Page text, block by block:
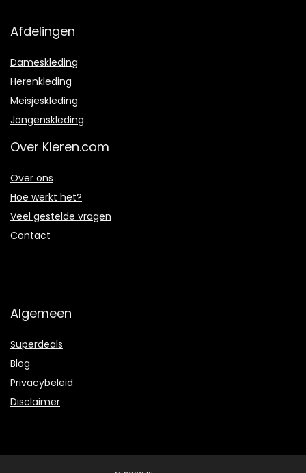
Afdelingen
Dameskleding
Herenkleding
Meisjeskleding
Jongenskleding
Over Kleren.com
Over ons
Hoe werkt het?
Veel gestelde vragen
Contact
Algemeen
Superdeals
Blog
Privacybeleid
Disclaimer